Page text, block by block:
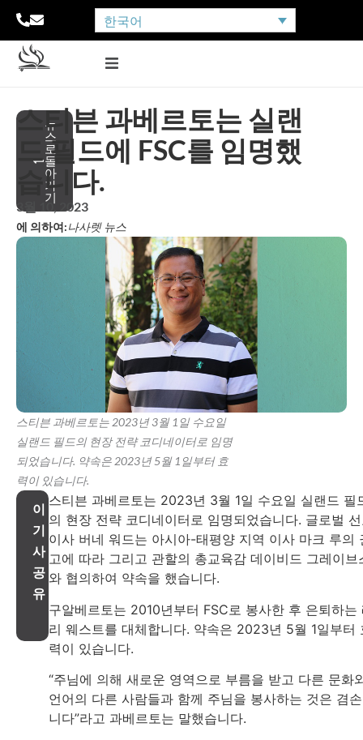
한국어
뉴
스
로
돌
아
가
기
스티븐 과베르토는 실랜
드 필드에 FSC를 임명했
습니다.
3월 10, 2023
에 의하여:나사렛 뉴스
스티븐 과베르토는 2023년 3월 1일 수요일
실랜드 필드의 현장 전략 코디네이터로 임명
되었습니다. 약속은 2023년 5월 1일부터 효
력이 있습니다.
이
기
사
공
유
스티븐 과베르토는 2023년 3월 1일 수요일 실랜드 필
의 현장 전략 코디네이터로 임명되었습니다. 글로벌
이사 버네 워드는 아시아-태평양 지역 이사 마크 루의
고에 따라 그리고 관할의 총교육감 데이비드 그레이브
와 협의하여 약속을 했습니다.
구알베르토는 2010년부터 FSC로 봉사한 후 은퇴하는
리 웨스트를 대체합니다. 약속은 2023년 5월 1일부터
력이 있습니다.
“주님에 의해 새로운 영역으로 부름을 받고 다른 문화
언어의 다른 사람들과 함께 주님을 봉사하는 것은 겸
니다”라고 과베르토는 말했습니다.